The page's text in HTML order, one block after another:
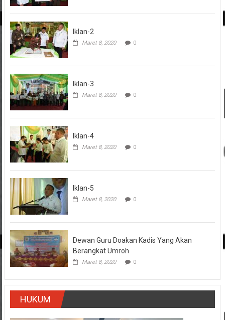
Iklan-2
Maret 8, 2020 0
Iklan-3
Maret 8, 2020 0
Iklan-4
Maret 8, 2020 0
Iklan-5
Maret 8, 2020 0
Dewan Guru Doakan Kadis Yang Akan
Berangkat Umroh
Maret 8, 2020 0
HUKUM